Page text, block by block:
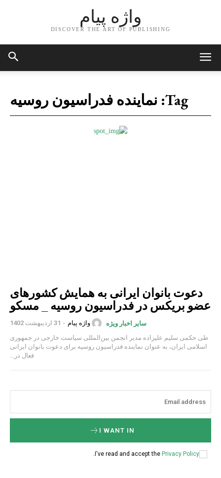
واژه پیام
DISCOVER THE ART OF PUBLISHING
Tag: نماینده فدراسیون روسیه
دعوت بانوان ایرانی به همایش کشورهای
عضو بریکس در فدراسیون روسیه _ مسکو
سایر اخبار ویژه واژه پیام - 31 اردیبهشت 1402
طی حکمی سلیم علیزاده مدیر انجمن بین‌المللی سیاست خارجی در جمهوری
اسلامی ایران، به عنوان نماینده فدراسیون روسیه برای دعوت بانوان ایرانی
فعال در...
I WANT IN
I've read and accept the Privacy Policy
.